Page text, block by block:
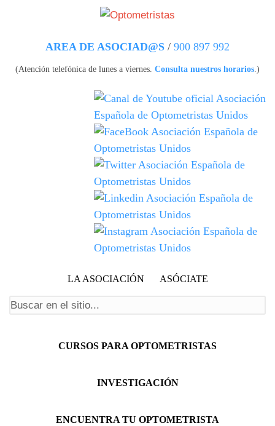
Pasar al contenido principal
AREA DE ASOCIAD@S / 900 897 992
(Atención telefónica de lunes a viernes. Consulta nuestros horarios.)
LA ASOCIACIÓN ASÓCIATE
Menú principal
CURSOS PARA OPTOMETRISTAS
INVESTIGACIÓN
ENCUENTRA TU OPTOMETRISTA